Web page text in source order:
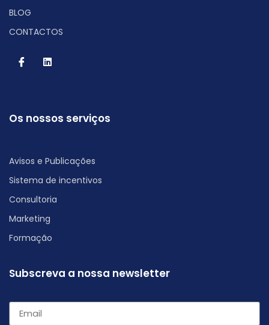
BLOG
CONTACTOS
Os nossos serviços
Avisos e Publicações
Sistema de incentivos
Consultoria
Marketing
Formação
Subscreva a nossa newsletter